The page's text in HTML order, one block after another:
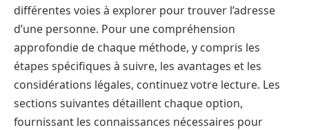
différentes voies à explorer pour trouver l’adresse
d’une personne. Pour une compréhension
approfondie de chaque méthode, y compris les
étapes spécifiques à suivre, les avantages et les
considérations légales, continuez votre lecture. Les
sections suivantes détaillent chaque option,
fournissant les connaissances nécessaires pour